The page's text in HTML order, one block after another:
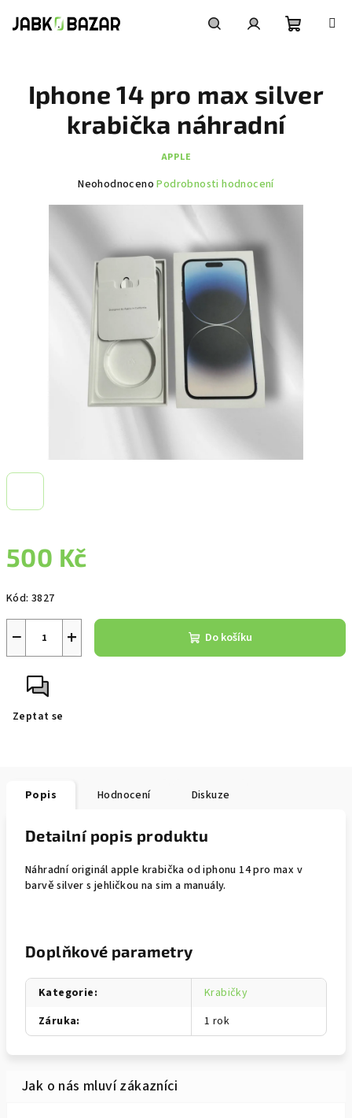
košík
500 Kč
cena:
Kód: 3827
+
− Do košíku
Zeptat se
Iphone 14 pro max silver
krabička náhradní
APPLE
Průměrné
hvězdiček.
Neohodnoceno Podrobnosti hodnocení
Popis Hodnocení Diskuze
Detailní popis produktu
Náhradní originál apple krabička od iphonu 14 pro max v
barvě silver s jehličkou na sim a manuály.
Doplňkové parametry
Kategorie:
Krabičky
Záruka: 1 rok